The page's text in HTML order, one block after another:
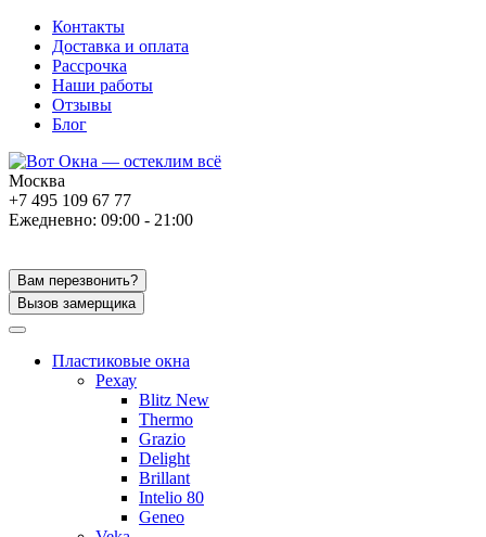
Контакты
Доставка и оплата
Рассрочка
Наши работы
Отзывы
Блог
Москва
+7 495 109 67 77
Ежедневно: 09:00 - 21:00
Вам перезвонить?
Вызов замерщика
Пластиковые окна
Рехау
Blitz New
Thermo
Grazio
Delight
Brillant
Intelio 80
Geneo